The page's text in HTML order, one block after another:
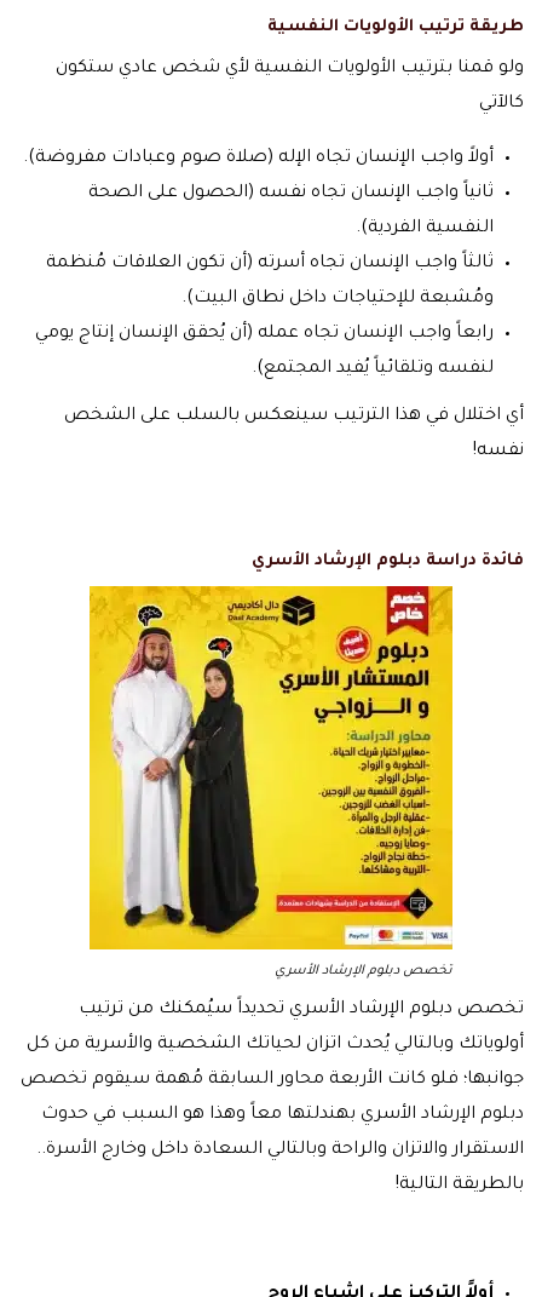
طريقة ترتيب الأولويات النفسية
ولو قمنا بترتيب الأولويات النفسية لأي شخص عادي ستكون
كالآتي
أولاً واجب الإنسان تجاه الإله (صلاة صوم وعبادات مفروضة).
ثانياً واجب الإنسان تجاه نفسه (الحصول على الصحة
النفسية الفردية).
ثالثاً واجب الإنسان تجاه أسرته (أن تكون العلاقات مُنظمة
ومُشبعة للإحتياجات داخل نطاق البيت).
رابعاً واجب الإنسان تجاه عمله (أن يُحقق الإنسان إنتاج يومي
لنفسه وتلقائياً يُفيد المجتمع).
أي اختلال في هذا الترتيب سينعكس بالسلب على الشخص
نفسه!
فائدة دراسة دبلوم الإرشاد الأسري
تخصص دبلوم الإرشاد الأسري
تخصص دبلوم الإرشاد الأسري تحديداً سيُمكنك من ترتيب
أولوياتك وبالتالي يُحدث اتزان لحياتك الشخصية والأسرية من كل
جوانبها؛ فلو كانت الأربعة محاور السابقة مُهمة سيقوم تخصص
دبلوم الإرشاد الأسري بهندلتها معاً وهذا هو السبب في حدوث
الاستقرار والاتزان والراحة وبالتالي السعادة داخل وخارج الأسرة..
بالطريقة التالية!